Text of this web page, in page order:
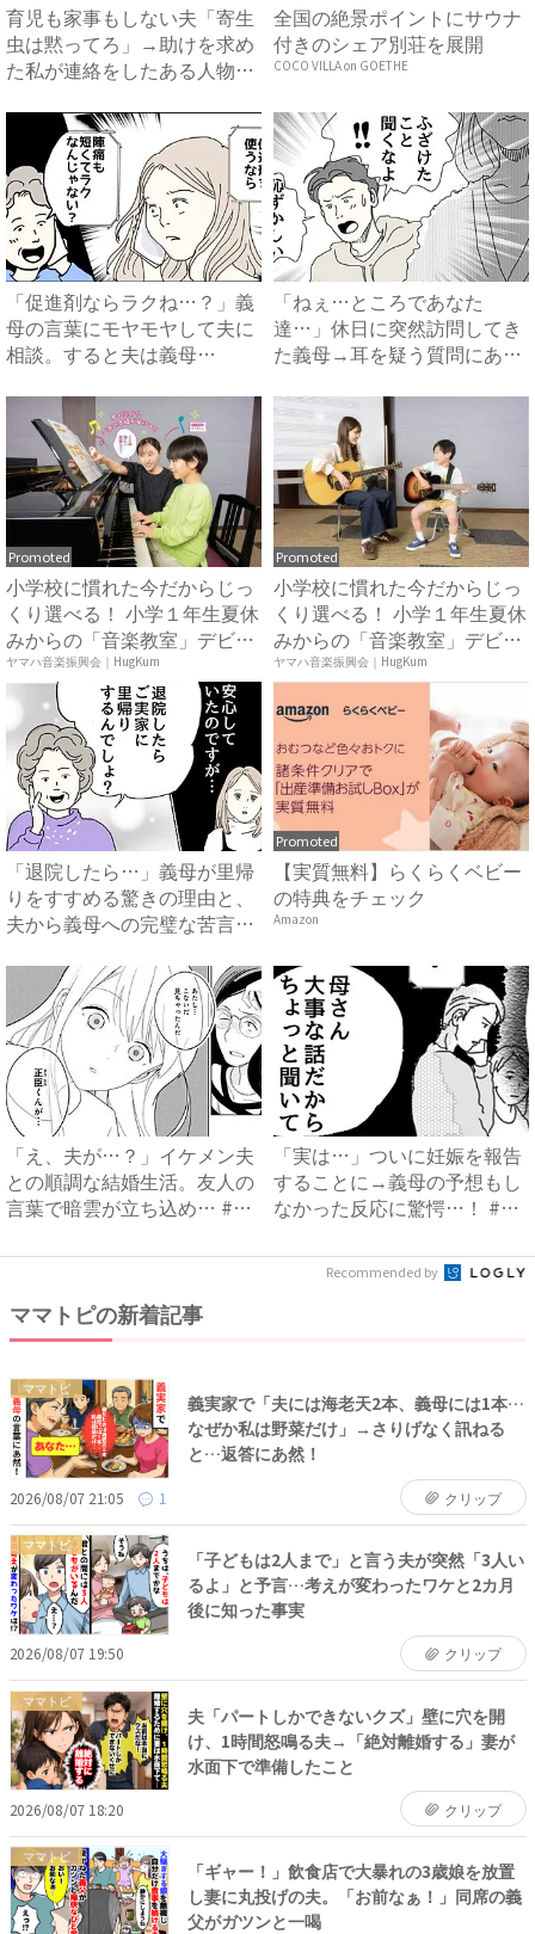
育児も家事もしない夫「寄生
虫は黙ってろ」→助けを求め
た私が連絡をしたある人物と
全国の絶景ポイントにサウナ
付きのシェア別荘を展開
COCO VILLA on GOETHE
「促進剤ならラクね…？」義
母の言葉にモヤモヤして夫に
相談。すると夫は義母
「ねぇ…ところであなた
達…」休日に突然訪問してき
た義母→耳を疑う質問にあ
Promoted
小学校に慣れた今だからじっ
くり選べる！ 小学１年生夏休
みからの「音楽教室」デビ
ュ...
ヤマハ音楽振興会｜HugKum
Promoted
小学校に慣れた今だからじっ
くり選べる！ 小学１年生夏休
みからの「音楽教室」デビ
ュ...
ヤマハ音楽振興会｜HugKum
「退院したら…」義母が里帰
りをすすめる驚きの理由と、
夫から義母への完璧な苦言
Promoted
【実質無料】らくらくベビー
の特典をチェック
Amazon
「え、夫が…？」イケメン夫
との順調な結婚生活。友人の
言葉で暗雲が立ち込め… #
「実は…」ついに妊娠を報告
することに→義母の予想もし
なかった反応に驚愕…！ #
Recommended by
ママトピの新着記事
ママトピ
義実家で「夫には海老天2本、義母には1本…
なぜか私は野菜だけ」→さりげなく訊ねる
と…返答にあ然！
2026/08/07 21:05 1 クリップ
ママトピ
「子どもは2人まで」と言う夫が突然「3人い
るよ」と予言…考えが変わったワケと2カ月
後に知った事実
2026/08/07 19:50 クリップ
ママトピ
夫「パートしかできないクズ」壁に穴を開
け、1時間怒鳴る夫→「絶対離婚する」妻が
水面下で準備したこと
2026/08/07 18:20 クリップ
ママトピ
「ギャー！」飲食店で大暴れの3歳娘を放置
し妻に丸投げの夫。「お前なぁ！」同席の義
父がガツンと一喝